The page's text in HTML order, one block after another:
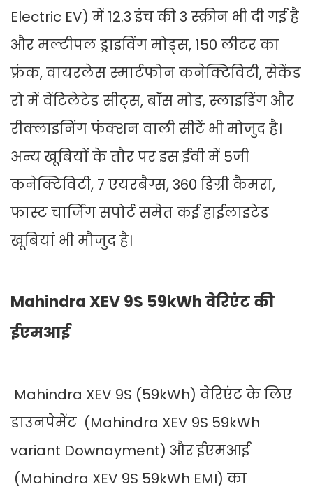
Electric EV) में 12.3 इंच की 3 स्क्रीन भी दी गई है
और मल्टीपल ड्राइविंग मोड्स, 150 लीटर का
फ्रंक, वायरलेस स्मार्टफोन कनेक्टिविटी, सेकेंड
रो में वेंटिलेटेड सीट्स, बॉस मोड, स्लाइडिंग और
रीक्लाइनिंग फंक्शन वाली सीटें भी मोजुद है।
अन्य खूबियों के तौर पर इस ईवी में 5जी
कनेक्टिविटी, 7 एयरबैग्स, 360 डिग्री कैमरा,
फास्ट चार्जिंग सपोर्ट समेत कई हाईलाइटेड
खूबियां भी मौजुद है।
Mahindra XEV 9S 59kWh वेरिएंट की
ईएमआई
Mahindra XEV 9S (59kWh) वेरिएंट के लिए
डाउनपेमेंट (Mahindra XEV 9S 59kWh
variant Downayment) और ईएमआई
(Mahindra XEV 9S 59kWh EMI) का